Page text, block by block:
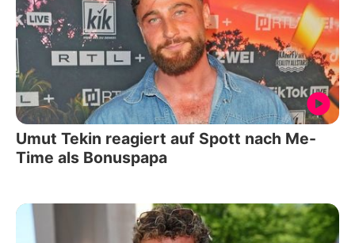
Umut Tekin reagiert auf Spott nach Me-
Time als Bonuspapa